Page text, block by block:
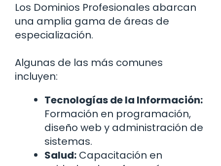
Los Dominios Profesionales abarcan
una amplia gama de áreas de
especialización.
Algunas de las más comunes
incluyen:
Tecnologías de la Información:
Formación en programación,
diseño web y administración de
sistemas.
Salud: Capacitación en